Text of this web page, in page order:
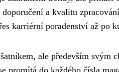
a kvalitu
karriérní poradenství až po
ale především svým
promítá do každého čísla